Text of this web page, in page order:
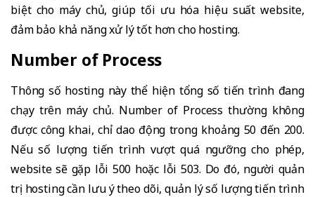
biệt cho máy chủ, giúp tối ưu hóa hiệu suất website,
đảm bảo khả năng xử lý tốt hơn cho hosting.
Number of Process
Thông số hosting này thể hiện tổng số tiến trình đang
chạy trên máy chủ. Number of Process thường không
được công khai, chỉ dao động trong khoảng 50 đến 200.
Nếu số lượng tiến trình vượt quá ngưỡng cho phép,
website sẽ gặp lỗi 500 hoặc lỗi 503. Do đó, người quản
trị hosting cần lưu ý theo dõi, quản lý số lượng tiến trình